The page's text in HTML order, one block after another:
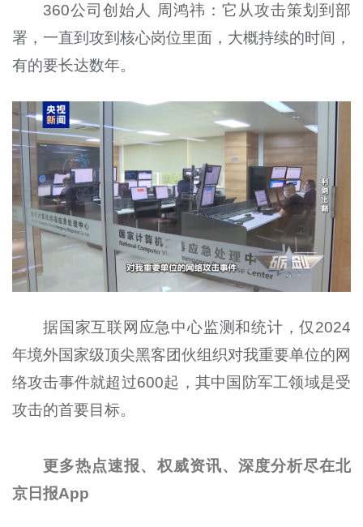
360公司创始人 周鸿祎：它从攻击策划到部
署，一直到攻到核心岗位里面，大概持续的时间，
有的要长达数年。
据国家互联网应急中心监测和统计，仅2024
年境外国家级顶尖黑客团伙组织对我重要单位的网
络攻击事件就超过600起，其中国防军工领域是受
攻击的首要目标。
更多热点速报、权威资讯、深度分析尽在北
京日报App